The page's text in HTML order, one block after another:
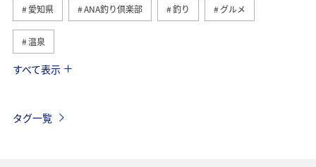
愛知県 ANA釣り倶楽部 釣り グルメ
温泉
秋 海
すべて表示
タグ一覧